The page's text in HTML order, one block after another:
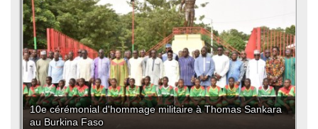
10e cérémonial d'hommage militaire à Thomas Sankara
au Burkina Faso